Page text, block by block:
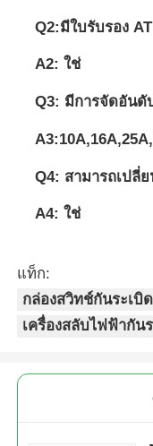
Q2:มีใบรับรอง
A2: ใช่
Q3: มีการจัดอันดั
Q4: สามารถเปลี่
A4: ใช่
แท็ก:
กล่องสวิทช์กันระเบิด
เครื่องสลับไฟฟ้ากัน